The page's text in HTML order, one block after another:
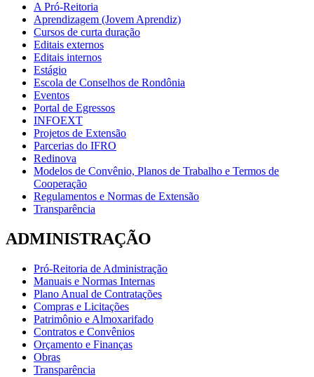
A Pró-Reitoria
Aprendizagem (Jovem Aprendiz)
Cursos de curta duração
Editais externos
Editais internos
Estágio
Escola de Conselhos de Rondônia
Eventos
Portal de Egressos
INFOEXT
Projetos de Extensão
Parcerias do IFRO
Redinova
Modelos de Convênio, Planos de Trabalho e Termos de
Cooperação
Regulamentos e Normas de Extensão
Transparência
ADMINISTRAÇÃO
Pró-Reitoria de Administração
Manuais e Normas Internas
Plano Anual de Contratações
Compras e Licitações
Patrimônio e Almoxarifado
Contratos e Convênios
Orçamento e Finanças
Obras
Transparência